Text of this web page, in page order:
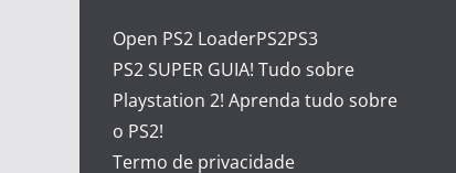
Open PS2 LoaderPS2PS3
PS2 SUPER GUIA! Tudo sobre
Playstation 2! Aprenda tudo sobre
o PS2!
Termo de privacidade